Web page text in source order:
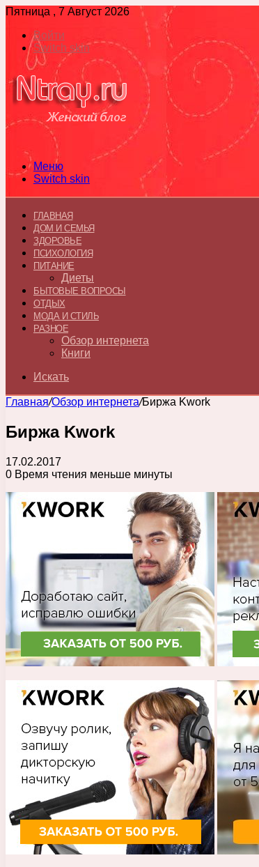
Пятница , 7 Август 2026
Войти
Switch skin
Меню
Switch skin
ГЛАВНАЯ
ДОМ И СЕМЬЯ
ЗДОРОВЬЕ
ПСИХОЛОГИЯ
ПИТАНИЕ
Диеты
БЫТОВЫЕ ВОПРОСЫ
ОТДЫХ
МОДА И СТИЛЬ
РАЗНОЕ
Обзор интернета
Книги
Искать
Главная/Обзор интернета/Биржа Kwork
Биржа Kwork
17.02.2017
0 Время чтения меньше минуты